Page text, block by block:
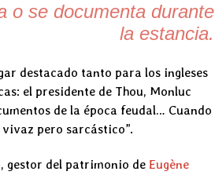
o se documenta durante
la estancia.
destacado tanto para los ingleses
el presidente de Thou, Monluc
de la época feudal… Cuando
pero sarcástico”.
gestor del patrimonio de Eugène